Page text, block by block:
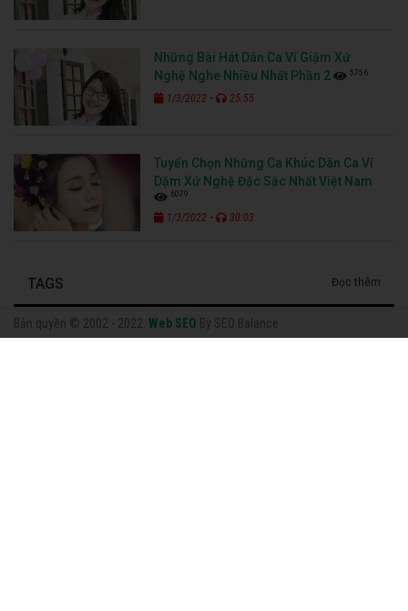
Những Bài Hát Dân Ca Ví Giặm Xứ
Nghệ Nghe Nhiều Nhất Phần 2
5756
1/3/2022 - 25:55
Tuyển Chọn Những Ca Khúc Dân Ca Ví
Dặm Xứ Nghệ Đặc Sắc Nhất Việt Nam
6079
1/3/2022 - 30:03
TAGS Đọc thêm
Bản quyền © 2002 - 2022. Web SEO By SEO Balance